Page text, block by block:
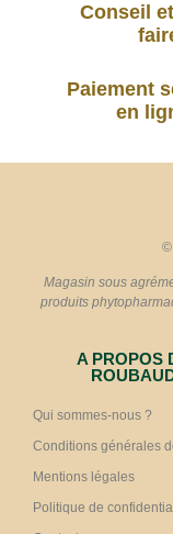
Conseil
Paiement
en
©
Magasin sous
produits
A PROPOS
Qui sommes-nous ?
Conditions générales
Mentions légales
Politique de